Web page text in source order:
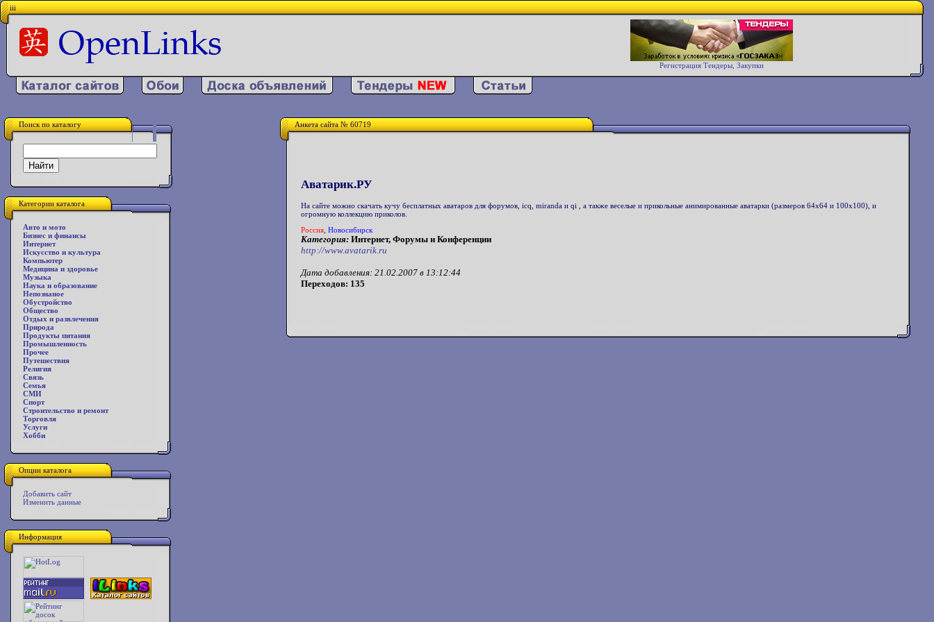
iii
Регистрация Тендеры, Закупки
Поиск по каталогу
Категории каталога
Авто и мото
Бизнес и финансы
Интернет
Искусство и культура
Компьютер
Медицина и здоровье
Музыка
Наука и образование
Непознаное
Обустройство
Общество
Отдых и развлечения
Природа
Продукты питания
Промышленность
Прочее
Путешествия
Религия
Связь
Семья
СМИ
Спорт
Строительство и ремонт
Торговля
Услуги
Хобби
Опции каталога
Добавить сайт
Изменить данные
Информация
Анкета сайта № 60719
Аватарик.РУ
На сайте можно скачать кучу бесплатных аватаров для форумов, icq, miranda и qi , а также веселые и прикольные анимированные аватарки (размеров 64x64 и 100x100), и
огромную коллекцию приколов.
Россия Новосибирск
Категория: Интернет, Форумы и Конференции
http://www.avatarik.ru
Дата добавления: 21.02.2007 в 13:12:44
Переходов: 135